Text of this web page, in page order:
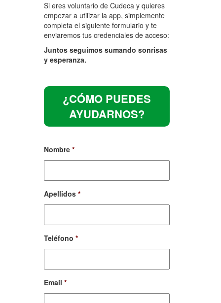
Si eres voluntario de Cudeca y quieres
empezar a utilizar la app, simplemente
completa el siguiente formulario y te
enviaremos tus credenciales de acceso:
Juntos seguimos sumando sonrisas
y esperanza.
¿CÓMO PUEDES
AYUDARNOS?
Nombre *
Apellidos *
Teléfono *
Email *